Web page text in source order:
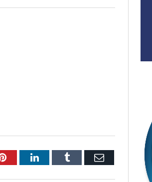
PinterestLinkedInTumblr Email